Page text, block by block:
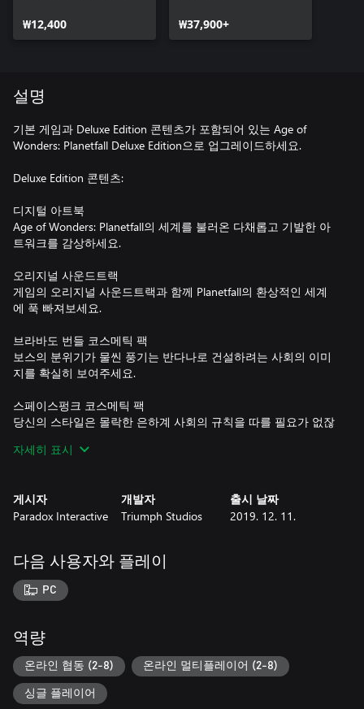
₩12,400
₩37,900+
설명
기본 게임과 Deluxe Edition 콘텐츠가 포함되어 있는 Age of
Wonders: Planetfall Deluxe Edition으로 업그레이드하세요.
Deluxe Edition 콘텐츠:
디지털 아트북
Age of Wonders: Planetfall의 세계를 불러온 다채롭고 기발한 아
트워크를 감상하세요.
오리지널 사운드트랙
게임의 오리지널 사운드트랙과 함께 Planetfall의 환상적인 세계
에 푹 빠져보세요.
브라바도 번들 코스메틱 팩
보스의 분위기가 물씬 풍기는 반다나로 건설하려는 사회의 이미
지를 확실히 보여주세요.
스페이스펑크 코스메틱 팩
당신의 스타일은 몰락한 은하계 사회의 규칙을 따를 필요가 없잖
공격적인 뱅가드, 공룡을 타고 질주하는 아마존, 사이보그 좀비를
지휘하는 어셈블리까지, 총 6가지의 개성 넘치는 파벌 중에서 하
발휘해 각 파벌의 미션을 진행하세요. 그리고 미션 진행 중에 행
성 폐허를 탐험하고 다른 생존자들을 만나면서 몰락한 문명의 역
사를 파헤치세요. 깊이 있는 싱글플레이어 캠페인에서, 무작위 스
커미시 맵에서, 멀티플레이어에서 친구들을 상대로, 싸우고, 건설
세요.
주요 특징
전술적인 턴 기반 공상과학 전투 - 다양한 파벌, 수정 가능한 유
닛, 파괴 가능한 환경을 선보이는 치열한 턴 기반 전투 속에서 자
자세히 표시
게시자
Paradox Interactive
개발자
Triumph Studios
출시 날짜
2019. 12. 11.
다음 사용자와 플레이
PC
역량
온라인 협동 (2-8) 온라인 멀티플레이어 (2-8)
싱글 플레이어